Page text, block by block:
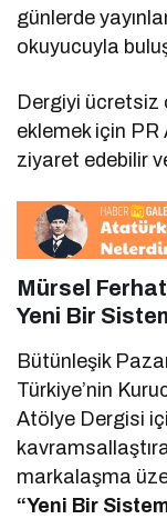
günlerde
okuyucuyla
Dergiyi ücretsiz
eklemek için PR
ziyaret edebilir
Mürsel
Yeni Bir
Bütünleşik
Türkiye’nin
Atölye Dergisi
markalaşma
“Yeni Bir